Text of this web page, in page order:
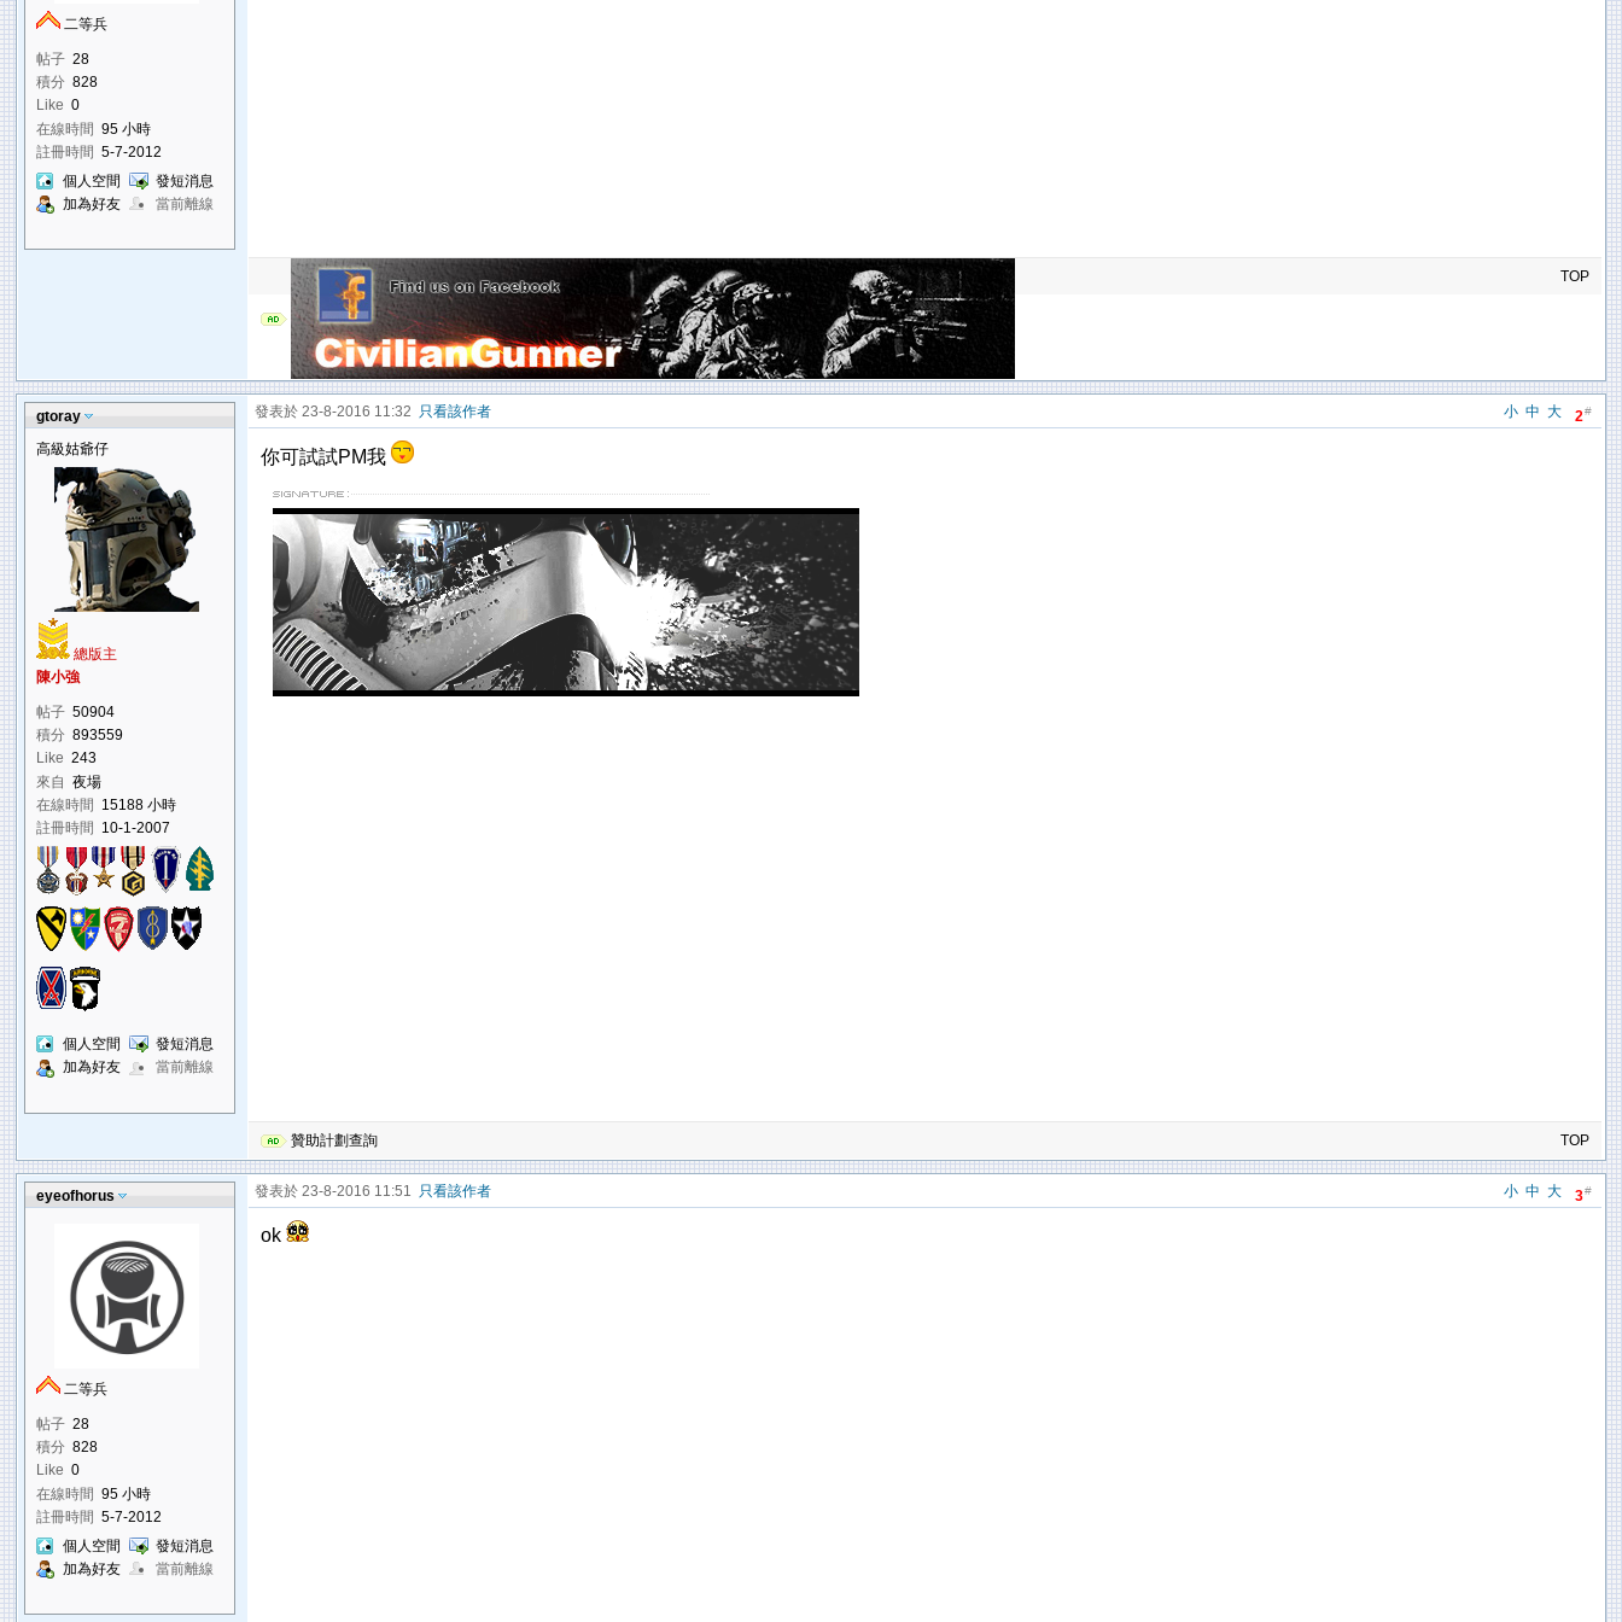
二等兵
帖子 28
積分 828
Like 0
在線時間 95 小時
註冊時間 5-7-2012
個人空間
發短消息
加為好友
當前離線
TOP
gtoray
高級姑爺仔
總版主
陳小強
帖子 50904
積分 893559
Like 243
來自
夜場
在線時間 15188 小時
註冊時間
10-1-2007
個人空間
發短消息
加為好友
當前離線
2#
大
中
小
發表於 23-8-2016 11:32 只看該作者
你可試試PM我
TOP
贊助計劃查詢
eyeofhorus
二等兵
帖子 28
積分 828
Like 0
在線時間 95 小時
註冊時間 5-7-2012
個人空間
發短消息
加為好友
當前離線
3#
大
中
小
發表於 23-8-2016 11:51 只看該作者
ok